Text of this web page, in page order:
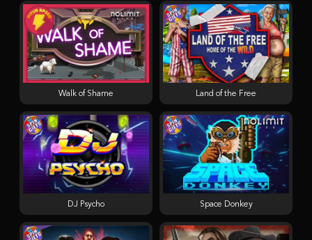
Space Donkey
Land of the Free
DJ Psycho
Walk of Shame